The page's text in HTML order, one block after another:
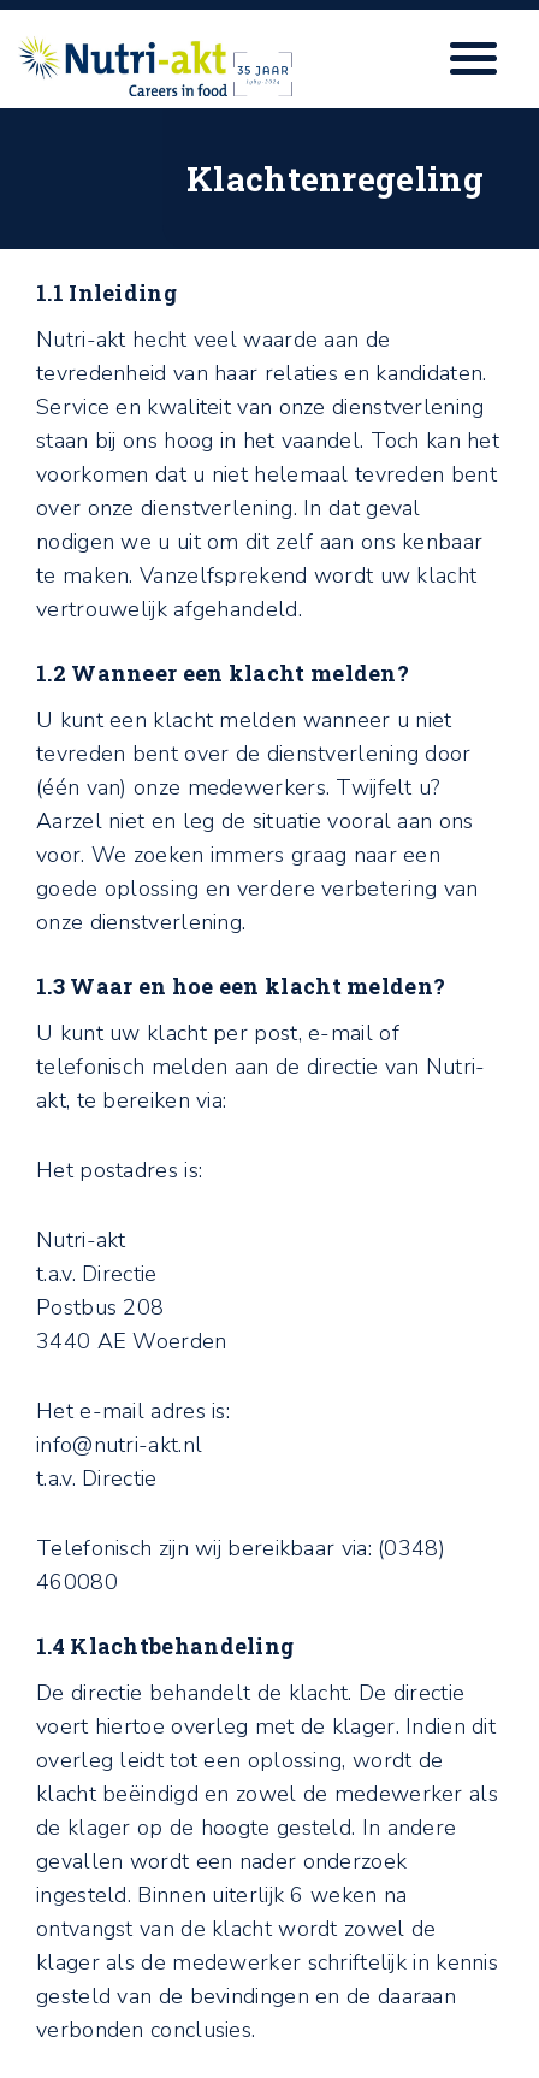
Klachtenregeling
1.1 Inleiding
Nutri-akt hecht veel waarde aan de
tevredenheid van haar relaties en kandidaten.
Service en kwaliteit van onze dienstverlening
staan bij ons hoog in het vaandel. Toch kan het
voorkomen dat u niet helemaal tevreden bent
over onze dienstverlening. In dat geval
nodigen we u uit om dit zelf aan ons kenbaar
te maken. Vanzelfsprekend wordt uw klacht
vertrouwelijk afgehandeld.
1.2 Wanneer een klacht melden?
U kunt een klacht melden wanneer u niet
tevreden bent over de dienstverlening door
(één van) onze medewerkers. Twijfelt u?
Aarzel niet en leg de situatie vooral aan ons
voor. We zoeken immers graag naar een
goede oplossing en verdere verbetering van
onze dienstverlening.
1.3 Waar en hoe een klacht melden?
U kunt uw klacht per post, e-mail of
telefonisch melden aan de directie van Nutri-
akt, te bereiken via:
Het postadres is:
Nutri-akt
t.a.v. Directie
Postbus 208
3440 AE Woerden
Het e-mail adres is:
info@nutri-akt.nl
t.a.v. Directie
Telefonisch zijn wij bereikbaar via: (0348)
460080
1.4 Klachtbehandeling
De directie behandelt de klacht. De directie
voert hiertoe overleg met de klager. Indien dit
overleg leidt tot een oplossing, wordt de
klacht beëindigd en zowel de medewerker als
de klager op de hoogte gesteld. In andere
gevallen wordt een nader onderzoek
ingesteld. Binnen uiterlijk 6 weken na
ontvangst van de klacht wordt zowel de
klager als de medewerker schriftelijk in kennis
gesteld van de bevindingen en de daaraan
verbonden conclusies.